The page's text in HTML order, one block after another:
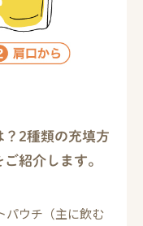
？2種類の充填方
紹介します。
パウチ（主に飲む